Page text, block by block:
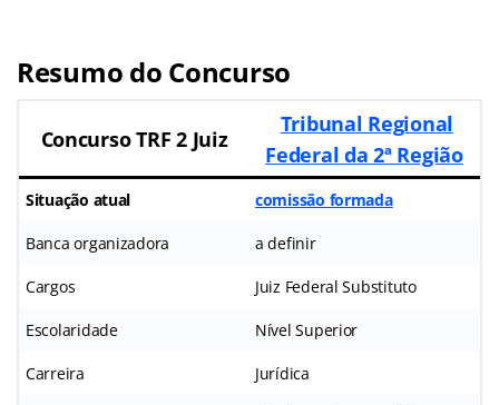
Resumo do Concurso
Concurso TRF 2 Juiz
Tribunal Regional
Federal da 2ª Região
Situação atual comissão formada
Banca organizadora a definir
Cargos Juiz Federal Substituto
Escolaridade Nível Superior
Carreira Jurídica